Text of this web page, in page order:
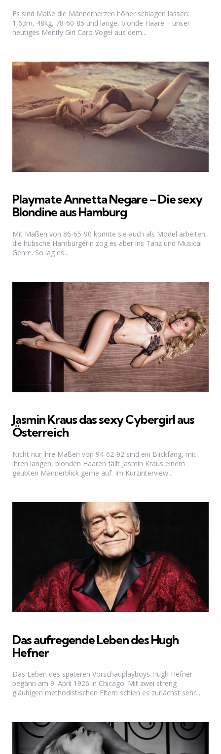
Es sind Maße die Männerherzen höher schlagen lassen:
1,63m, 48kg, 78-60-85 und lange, blonde Haare – unser
heutiges Menify Girl Caro Vogel aus dem...
Playmate Annetta Negare – Die sexy
Blondine aus Hamburg
Mit Maßen von 86-65-90 könnte sie auch als Model arbeiten,
die hübsche Hamburgerin zog es aber ins Tanz und Musical
Genre. So lag es...
Jasmin Kraus das sexy Cybergirl aus
Österreich
Nicht nur ihre Maßen von 94-62-92 sind ein Blickfang, mit
ihren langen, blonden Haaren fällt Jasmin Kraus einem
geübten Männerblick gerne auf. Im Kurzinterview...
Das aufregende Leben des Hugh
Hefner
Das Leben des späteren Vorschauplayboys Hugh Hefner
begann am 9. April 1926 in Chicago. Mit zwei streng
gläubigen methodistischen Eltern schien es zunächst sehr...